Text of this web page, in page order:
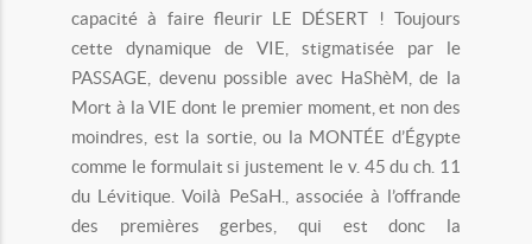
capacité à faire fleurir LE DÉSERT ! Toujours
cette dynamique de VIE, stigmatisée par le
PASSAGE, devenu possible avec HaShèM, de la
Mort à la VIE dont le premier moment, et non des
moindres, est la sortie, ou la MONTÉE d’Égypte
comme le formulait si justement le v. 45 du ch. 11
du Lévitique. Voilà PeSaH., associée à l’offrande
des premières gerbes, qui est donc la